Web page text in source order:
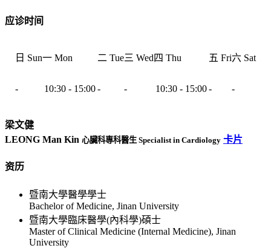
应诊时间
日 Sun一 Mon 二 Tue三 Wed四 Thu 五 Fri六 Sat
- 10:30 - 15:00- - 10:30 - 15:00- -
梁文健
LEONG Man Kin 心臟科專科醫生 Specialist in Cardiology 卡片
资历
暨南大學醫學學士
Bachelor of Medicine, Jinan University
暨南大學臨床醫學(內科學)碩士
Master of Clinical Medicine (Internal Medicine), Jinan
University